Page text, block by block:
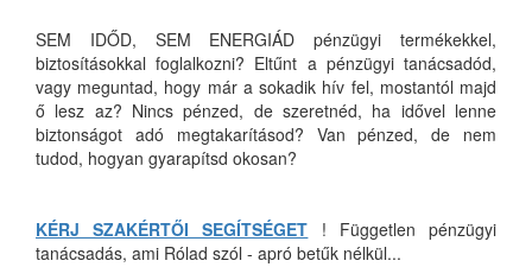
SEM IDŐD, SEM ENERGIÁD pénzügyi termékekkel,
biztosításokkal foglalkozni? Eltűnt a pénzügyi tanácsadód,
vagy meguntad, hogy már a sokadik hív fel, mostantól majd
ő lesz az? Nincs pénzed, de szeretnéd, ha idővel lenne
biztonságot adó megtakarításod? Van pénzed, de nem
tudod, hogyan gyarapítsd okosan?
KÉRJ SZAKÉRTŐI SEGÍTSÉGET ! Független pénzügyi
tanácsadás, ami Rólad szól - apró betűk nélkül...